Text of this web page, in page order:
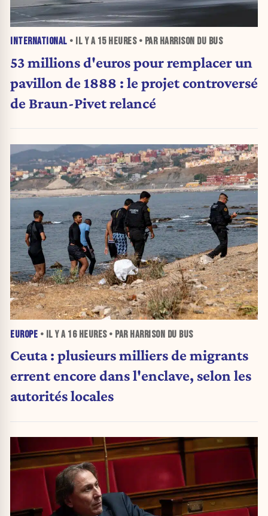
INTERNATIONAL • IL Y A 15 HEURES• PAR HARRISON DU BUS
53 millions d'euros pour remplacer un
pavillon de 1888 : le projet controversé
de Braun-Pivet relancé
EUROPE • IL Y A 16 HEURES• PAR HARRISON DU BUS
Ceuta : plusieurs milliers de migrants
errent encore dans l'enclave, selon les
autorités locales